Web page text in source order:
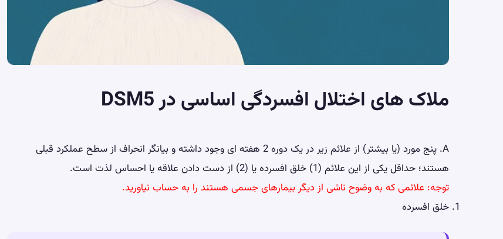
ملاک های اختلال افسردگی اساسی در DSM5
A. پنج مورد (یا بیشتر) از علائم زیر در یک دوره 2 هفته ای وجود داشته و بیانگر انحراف از سطح عملکرد قبلی
هستند؛ حداقل یکی از این علائم (1) خلق افسرده یا (2) از دست دادن علاقه یا احساس لذت است.
توجه: علائمی که به وضوح ناشی از دیگر بیمارهای جسمی هستند را به حساب نیاورید.
خلق افسرده